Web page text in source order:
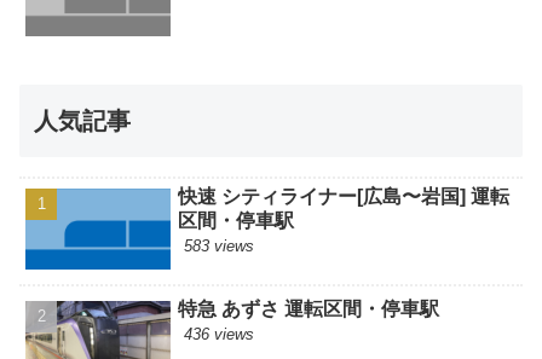
人気記事
快速 シティライナー[広島〜岩国] 運転
区間・停車駅
583 views
特急 あずさ 運転区間・停車駅
436 views